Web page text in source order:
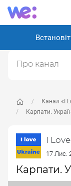
Канал «I
Карпати.
I
17 Лис.
Карпати.
Про канал
Україну.
Відповідальні: